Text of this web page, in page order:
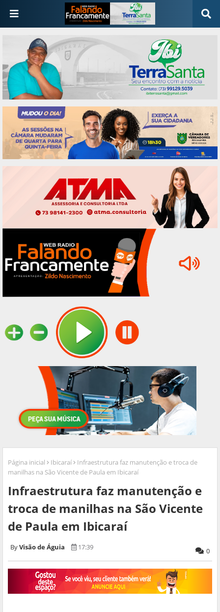
Página inicial Ibicaraí
Infraestrutura faz manutenção e troca de
manilhas na São Vicente de Paula em Ibicaraí
Infraestrutura faz manutenção e
troca de manilhas na São Vicente
de Paula em Ibicaraí
Visão de Águia 17:39 0